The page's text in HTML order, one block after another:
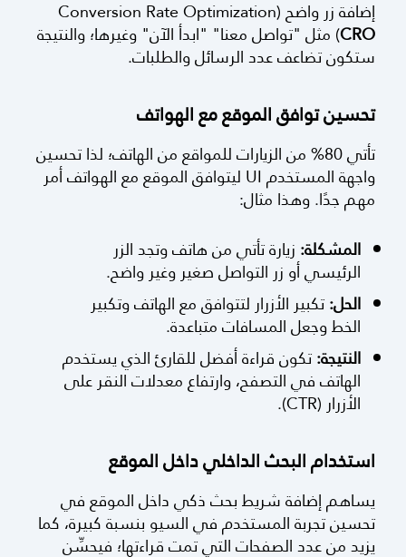
لنقُل مثلا أن صفحة خدمات تسويقية أصبح لها زيارات
كثيرة، لكن الرسائل والاستفسارات قليلة. الحل هنا
إضافة زر واضح (Conversion Rate Optimization
ستكون تضاعف عدد الرسائل والطلبات.
تحسين توافق الموقع مع الهواتف
تأتي 80% من الزيارات للمواقع من الهاتف؛ لذا تحسين
مهم جدًا. وهذا مثال:
المشكلة:زيارة تأتي من هاتف وتجد الزر
الرئيسي أو زر التواصل صغير وغير واضح.
الحل:تكبير الأزرار لتتوافق مع الهاتف وتكبير
الخط وجعل المسافات متباعدة.
النتيجة:تكون قراءة أفضل للقارئ الذي يستخدم
الأزرار (CTR).
استخدام البحث الداخلي داخل الموقع
يساهم إضافة شريط بحث ذكي داخل الموقع في